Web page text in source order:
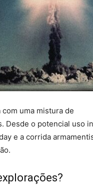
uma mistura de
Desde o potencial uso
e a corrida